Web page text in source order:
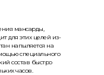
мансарды,
для этих целей из-
напыляется на
специального
состав быстро
часов.